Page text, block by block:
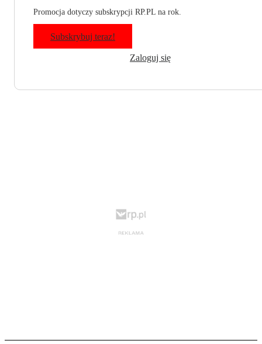
Promocja dotyczy subskrypcji RP.PL na rok.
Subskrybuj teraz!
Zaloguj się